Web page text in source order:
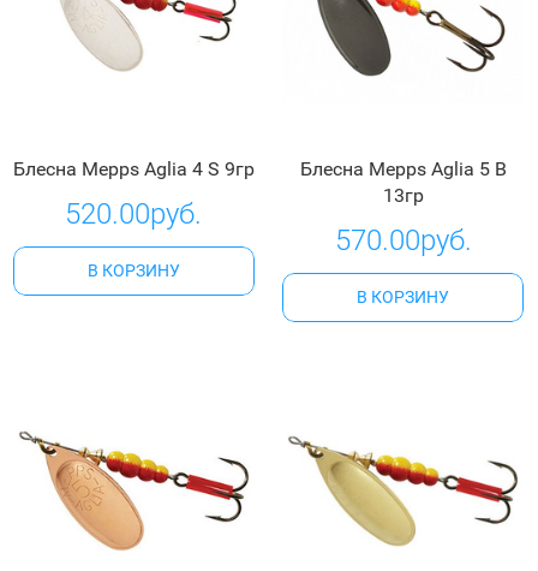
Блесна Mepps Aglia 4 S 9гр
520.00руб.
В КОРЗИНУ
Блесна Mepps Aglia 5 B
13гр
570.00руб.
В КОРЗИНУ